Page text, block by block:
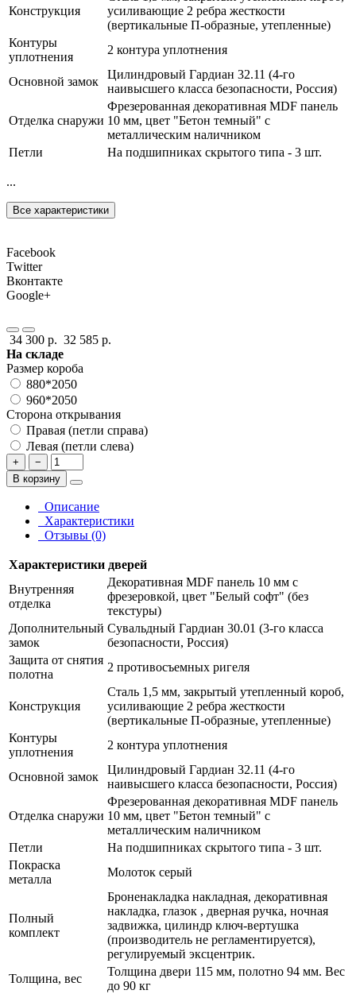
Конструкция
усиливающие 2 ребра жесткости
(вертикальные П-образные, утепленные)
Контуры
уплотнения
2 контура уплотнения
Основной замок
Цилиндровый Гардиан 32.11 (4-го
наивысшего класса безопасности, Россия)
Отделка снаружи
Фрезерованная декоративная MDF панель
10 мм, цвет "Бетон темный" с
металлическим наличником
Петли
На подшипниках скрытого типа - 3 шт.
...
Все характеристики
Facebook
Twitter
Вконтакте
Google+
34 300 р. 32 585 р.
На складе
Размер короба
880*2050
960*2050
Сторона открывания
Правая (петли справа)
Левая (петли слева)
+
−
В корзину
Описание
Характеристики
Отзывы (0)
Характеристики дверей
Внутренняя
отделка
Декоративная MDF панель 10 мм с
фрезеровкой, цвет "Белый софт" (без
текстуры)
Дополнительный
замок
Сувальдный Гардиан 30.01 (3-го класса
безопасности, Россия)
Защита от снятия
полотна
2 противосъемных ригеля
Конструкция
Сталь 1,5 мм, закрытый утепленный короб,
усиливающие 2 ребра жесткости
(вертикальные П-образные, утепленные)
Контуры
уплотнения
2 контура уплотнения
Основной замок
Цилиндровый Гардиан 32.11 (4-го
наивысшего класса безопасности, Россия)
Отделка снаружи
Фрезерованная декоративная MDF панель
10 мм, цвет "Бетон темный" с
металлическим наличником
Петли
На подшипниках скрытого типа - 3 шт.
Покраска
металла
Молоток серый
Полный
комплект
Броненакладка накладная, декоративная
накладка, глазок , дверная ручка, ночная
задвижка, цилиндр ключ-вертушка
(производитель не регламентируется),
регулируемый эксцентрик.
Толщина, вес
Толщина двери 115 мм, полотно 94 мм. Вес
до 90 кг